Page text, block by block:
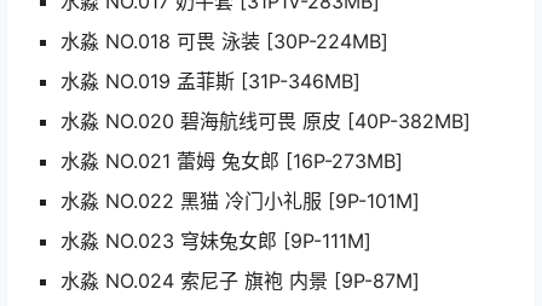
水淼 NO.018 可畏 泳装 [30P-224MB]
水淼 NO.019 孟菲斯 [31P-346MB]
水淼 NO.020 碧海航线可畏 原皮 [40P-382MB]
水淼 NO.021 蕾姆 兔女郎 [16P-273MB]
水淼 NO.022 黑猫 冷门小礼服 [9P-101M]
水淼 NO.023 穹妹兔女郎 [9P-111M]
水淼 NO.024 索尼子 旗袍 内景 [9P-87M]